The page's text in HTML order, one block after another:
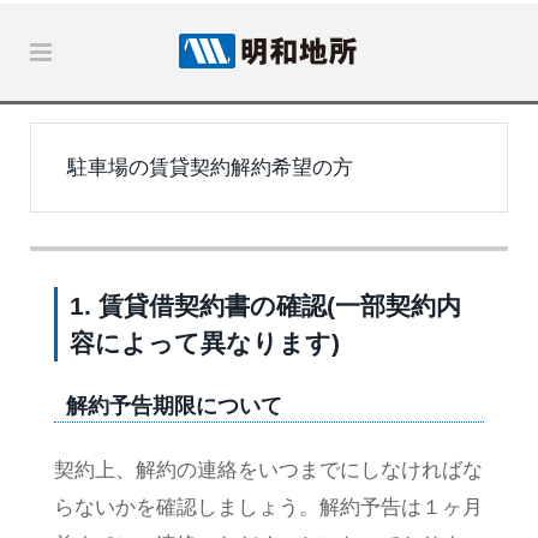
駐車場の賃貸契約解約希望の方
1. 賃貸借契約書の確認(一部契約内
容によって異なります)
解約予告期限について
契約上、解約の連絡をいつまでにしなければな
らないかを確認しましょう。解約予告は１ヶ月